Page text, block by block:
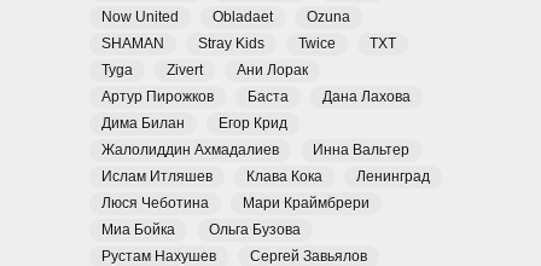
Now United
Obladaet
Ozuna
SHAMAN
Stray Kids Twice
TXT
Tyga
Zivert
Ани Лорак
Артур Пирожков
Баста
Дана Лахова
Дима Билан
Егор Крид
Жалолиддин Ахмадалиев
Инна Вальтер
Ислам Итляшев
Клава Кока
Ленинград
Люся Чеботина
Мари Краймбрери
Миа Бойка
Ольга Бузова
Рустам Нахушев
Сергей Завьялов